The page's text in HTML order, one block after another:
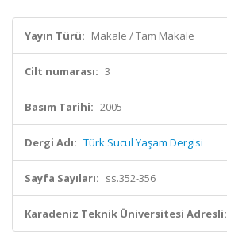
Yayın Türü: Makale / Tam Makale
Cilt numarası: 3
Basım Tarihi: 2005
Dergi Adı: Türk Sucul Yaşam Dergisi
Sayfa Sayıları: ss.352-356
Karadeniz Teknik Üniversitesi Adresli: